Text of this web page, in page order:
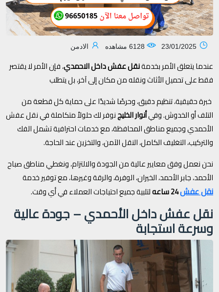
الادمن
عندما يتعلق الأمر بخدمةنقل عفش داخل الاحمدي، فإن الأمر لا يقتصر
فقط على تحميل الأثاث ونقله من مكان إلى آخر، بل يتطلب
خبرة حقيقية، تنظيم دقيق، وحرصًا شديدًا على حماية كل قطعة من
التلف أو الخدوش. وفيأنوار الخليجنوفر لك حلولاً متكاملة في نقل عفش
الأحمدي وجميع مناطق المحافظة، مع خدمات احترافية تشمل الفك
والتركيب، التغليف الكامل، النقل الآمن، والتخزين عند الحاجة.
نحن نعمل وفق معايير عالية من الجودة والالتزام، ونغطي مناطق صباح
الأحمد، جابر الأحمد، الخيران، الوفرة، والرقة وغيرها، مع توفير خدمة
نقل عفش24 ساعه لتلبية جميع احتياجات العملاء في أي وقت.
نقل عفش داخل الأحمدي – جودة عالية
وسرعة استجابة